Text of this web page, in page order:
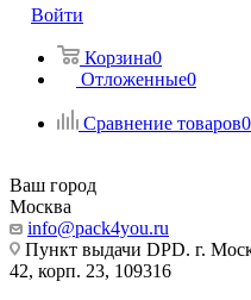
Войти
Корзина0
Отложенные0
Сравнение товаров0
Ваш город
Москва
info@pack4you.ru
Пункт выдачи DPD. г.
42, корп. 23, 109316